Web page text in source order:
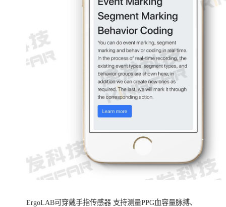
ErgoLAB可穿戴手指传感器 支持测量PPG血容量脉搏、